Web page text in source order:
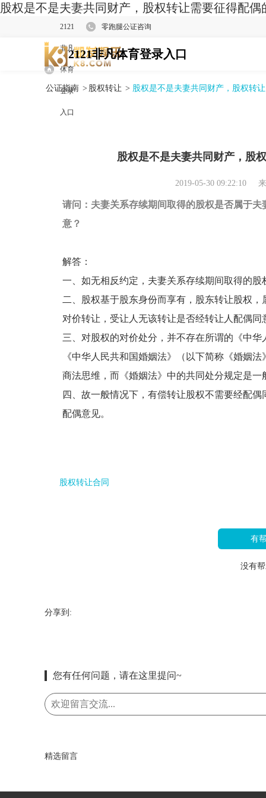
股权是不是夫妻共同财产，股权转让需要征得配
2121
非凡
体育
登录
入口
零跑腿公证咨询
2121非凡体育登录入口
公证指南 > 股权转让 > 股权是不是夫妻共同财产，股权转
股权是不是夫妻共同财产，股
2019-05-30 09:22:10
请问：夫妻关系存续期间取得的股权是否属于
意？
解答：
一、如无相反约定，夫妻关系存续期间取得的股
二、股权基于股东身份而享有，股东转让股权
对价转让，受让人无该转让是否经转让人配偶同
三、对股权的对价处分，并不存在所谓的《中
《中华人民共和国婚姻法》（以下简称《婚姻
商法思维，而《婚姻法》中的共同处分规定是一
四、故一般情况下，有偿转让股权不需要经配
配偶意见。
股权转让合同
有
没有
分享到:
您有任何问题，请在这里提问~
精选留言